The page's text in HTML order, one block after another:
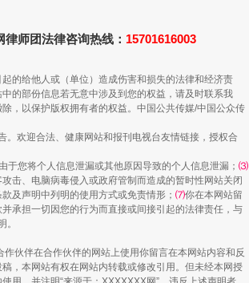
习近平的“航天情”
师团法律咨询热线： 15701616003
的给他人或（单位）造成伤害和损失的法律和经济责
的部份信息若无意中涉及到您的权益，请及时联系我
，以保护版权拥有者的权益。中国公共传媒/中国公众传
欢迎合法、健康网站和报刊电视台友情链接，授权合
由于您将个人信息泄漏或其他原因导致的个人信息泄漏； ⑶
击、电脑病毒侵入或政府管制而造成的暂时性网站关闭
及声明中列明的使用方式或免责情形； ⑺你在本网站留
承担一切因您的行为而直接或间接引起的法律责任，与
。
伙伴在合作伙伴的网站上使用你留言在本网站内容和反
，本网站有权在网站内转载或修改引用。但未经本网授